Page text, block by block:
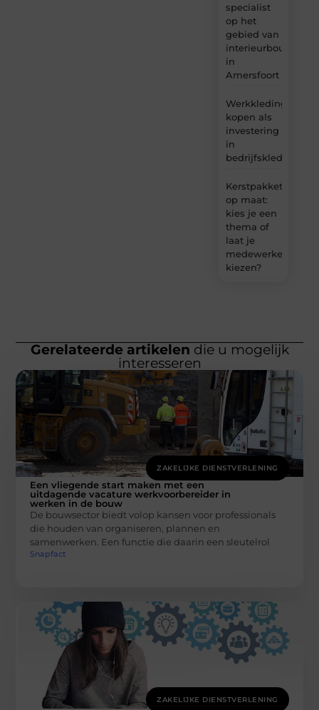
specialist
op het
gebied van
interieurbouw
in
Amersfoort
Werkkleding
kopen als
investering
in
bedrijfskleding
Kerstpakket
op maat:
kies je een
thema of
laat je
medewerkers
kiezen?
Gerelateerde artikelen die u mogelijk
interesseren
ZAKELIJKE DIENSTVERLENING
Een vliegende start maken met een
uitdagende vacature werkvoorbereider in
werken in de bouw
De bouwsector biedt volop kansen voor professionals
die houden van organiseren, plannen en
samenwerken. Een functie die daarin een sleutelrol
Snapfact
ZAKELIJKE DIENSTVERLENING